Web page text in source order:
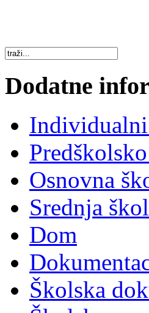
Dodatne
Osnovna
Srednja
Dom
Školska